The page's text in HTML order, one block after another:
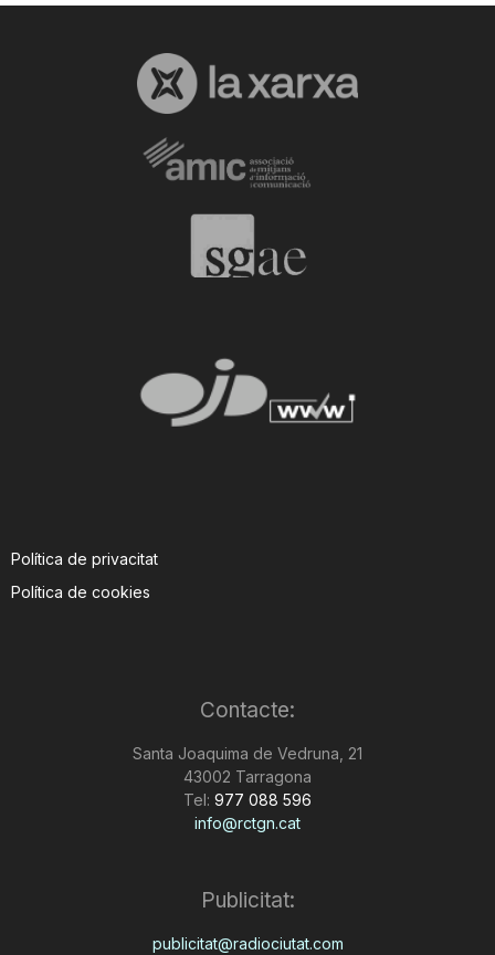
Política de privacitat
Política de cookies
Contacte:
Santa Joaquima de Vedruna, 21
43002 Tarragona
Tel: 977 088 596
info@rctgn.cat
Publicitat:
publicitat@radiociutat.com